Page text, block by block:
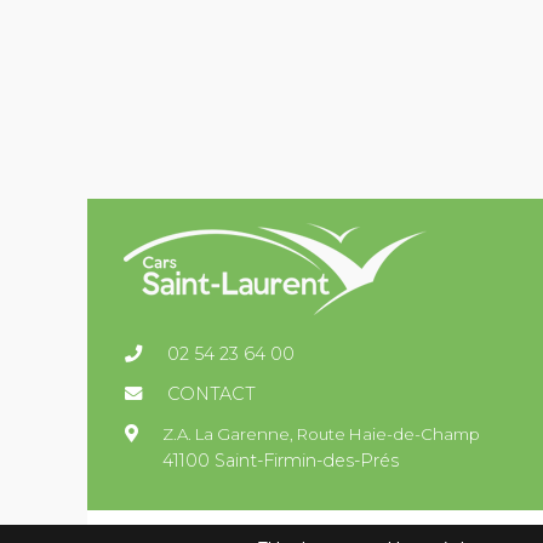
02 54 23 64 00
CONTACT
Z.A. La Garenne, Route Haie-de-Champ
41100 Saint-Firmin-des-Prés